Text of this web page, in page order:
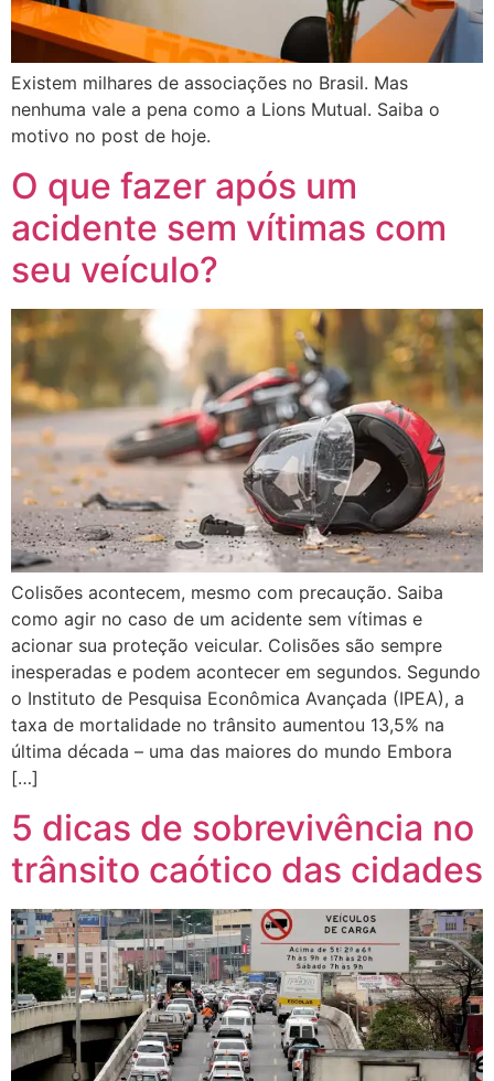
Existem milhares de associações no Brasil. Mas
nenhuma vale a pena como a Lions Mutual. Saiba o
motivo no post de hoje.
O que fazer após um
acidente sem vítimas com
seu veículo?
Colisões acontecem, mesmo com precaução. Saiba
como agir no caso de um acidente sem vítimas e
acionar sua proteção veicular. Colisões são sempre
inesperadas e podem acontecer em segundos. Segundo
o Instituto de Pesquisa Econômica Avançada (IPEA), a
taxa de mortalidade no trânsito aumentou 13,5% na
última década – uma das maiores do mundo Embora
[…]
5 dicas de sobrevivência no
trânsito caótico das cidades